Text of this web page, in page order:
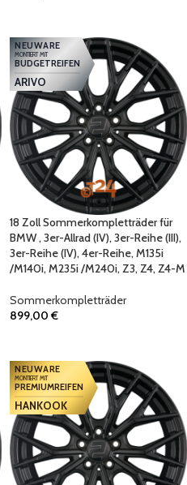
NEUWARE
MONTIERT MIT
BUDGETREIFEN
ARIVO
18 Zoll Sommerkompletträder für
BMW , 3er-Allrad (IV), 3er-Reihe (III),
3er-Reihe (IV), 4er-Reihe, M135i
/M140i, M235i /M240i, Z3, Z4, Z4-M
Sommerkompletträder
899,00€
NEUWARE
MONTIERT MIT
PREMIUMREIFEN
HANKOOK